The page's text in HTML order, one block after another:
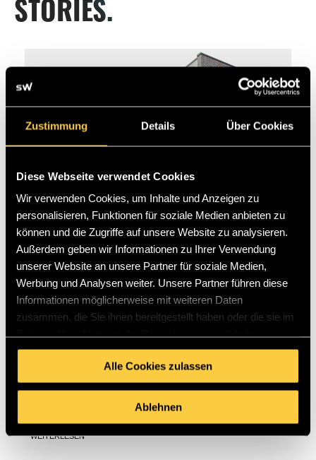
Zustimmung Details Über Cookies
Diese Webseite verwendet Cookies
Wir verwenden Cookies, um Inhalte und Anzeigen zu
personalisieren, Funktionen für soziale Medien anbieten zu
können und die Zugriffe auf unsere Website zu analysieren.
Außerdem geben wir Informationen zu Ihrer Verwendung
unserer Website an unsere Partner für soziale Medien,
Werbung und Analysen weiter. Unsere Partner führen diese
Informationen möglicherweise mit weiteren Daten
zusammen, die Sie ihnen bereitgestellt haben oder die sie im
Rahmen Ihrer Nutzung der Dienste gesammelt haben.
Alle Cookies zulassen
Ablehnen
STORIES.
Content|GEO|KI |SEO
WIE SEOWERK KLASSISCHE SEO,
GENERATIVE ENGINE
OPTIMIZATION (GEO) UND KI-
OPTIMIERUNG ERFOLGREICH
KOMBINIERT: AM EIGENEN
WEITERLESEN